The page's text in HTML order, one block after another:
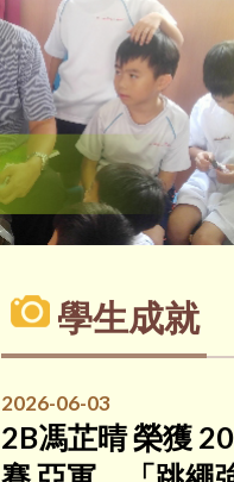
學生成就
2026-06-03
2B馮芷晴 榮獲